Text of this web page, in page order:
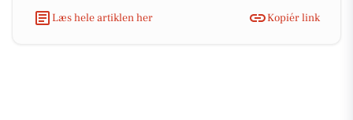
Læs hele artiklen her
Kopiér link